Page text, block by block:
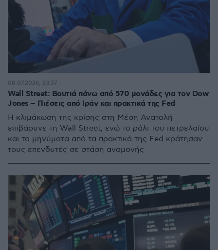
Wall Street: Βουτιά πάνω από 570 μονάδες για τον Dow
Jones – Πιέσεις από Ιράν και πρακτικά της Fed
Η κλιμάκωση της κρίσης στη Μέση Ανατολή
επιβάρυνε τη Wall Street, ενώ το ράλι του πετρελαίου
και τα μηνύματα από τα πρακτικά της Fed κράτησαν
τους επενδυτές σε στάση αναμονής
08.07.2026, 23:37